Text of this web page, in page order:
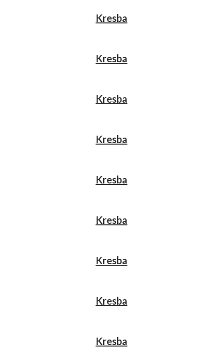
Kresba
Kresba
Kresba
Kresba
Kresba
Kresba
Kresba
Kresba
Kresba